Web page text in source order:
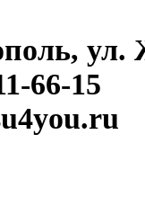
ул.
66-15